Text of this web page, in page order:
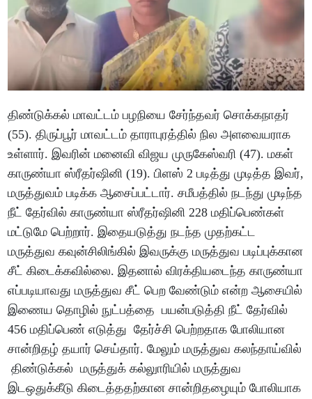
திண்டுக்கல் மாவட்டம் பழநியை சேர்ந்தவர் சொக்கநாதர்
(55). திருப்பூர் மாவட்டம் தாராபுரத்தில் நில அளவையராக
உள்ளார். இவரின் மனைவி விஜய முருகேஸ்வரி (47). மகள்
காருண்யா ஸ்ரீதர்ஷினி (19). பிளஸ் 2 படித்து முடித்த இவர்,
மருத்துவம் படிக்க ஆசைப்பட்டார். சமீபத்தில் நடந்து முடிந்த
நீட் தேர்வில் காருண்யா ஸ்ரீதர்ஷினி 228 மதிப்பெண்கள்
மட்டுமே பெற்றார். இதையடுத்து நடந்த முதற்கட்ட
மருத்துவ கவுன்சிலிங்கில் இவருக்கு மருத்துவ படிப்புக்கான
சீட் கிடைக்கவில்லை. இதனால் விரக்தியடைந்த காருண்யா
எப்படியாவது மருத்துவ சீட் பெற வேண்டும் என்ற ஆசையில்
இணைய தொழில் நுட்பத்தை பயன்படுத்தி நீட் தேர்வில்
456 மதிப்பெண் எடுத்து தேர்ச்சி பெற்றதாக போலியான
சான்றிதழ் தயார் செய்தார். மேலும் மருத்துவ கலந்தாய்வில்
திண்டுக்கல் மருத்துக் கல்லுாரியில் மருத்துவ
இடஒதுக்கீடு கிடைத்ததற்கான சான்றிதழையும் போலியாக